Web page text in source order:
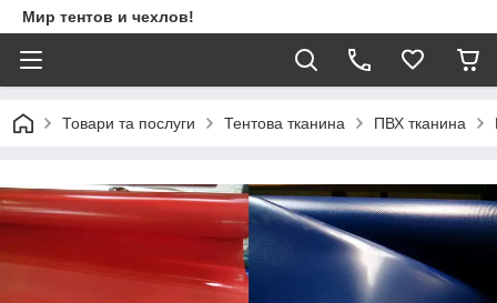
Мир тентов и чехлов!
Товари та послуги Тентова тканина ПВХ тканина